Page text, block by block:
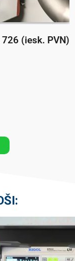
(iesk. PVN)